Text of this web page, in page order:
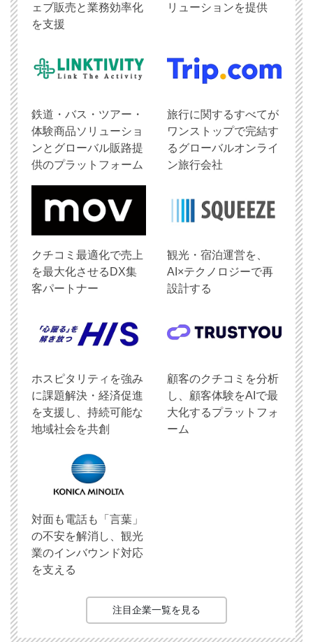
ェブ販売と業務効率化
を支援
リューションを提供
鉄道・バス・ツアー・
体験商品ソリューショ
ンとグローバル販路提
供のプラットフォーム
旅行に関するすべてが
ワンストップで完結す
るグローバルオンライ
ン旅行会社
クチコミ最適化で売上
を最大化させるDX集
客パートナー
観光・宿泊運営を、
AI×テクノロジーで再
設計する
ホスピタリティを強み
に課題解決・経済促進
を支援し、持続可能な
地域社会を共創
顧客のクチコミを分析
し、顧客体験をAIで最
大化するプラットフォ
ーム
対面も電話も「言葉」
の不安を解消し、観光
業のインバウンド対応
を支える
注目企業一覧を見る